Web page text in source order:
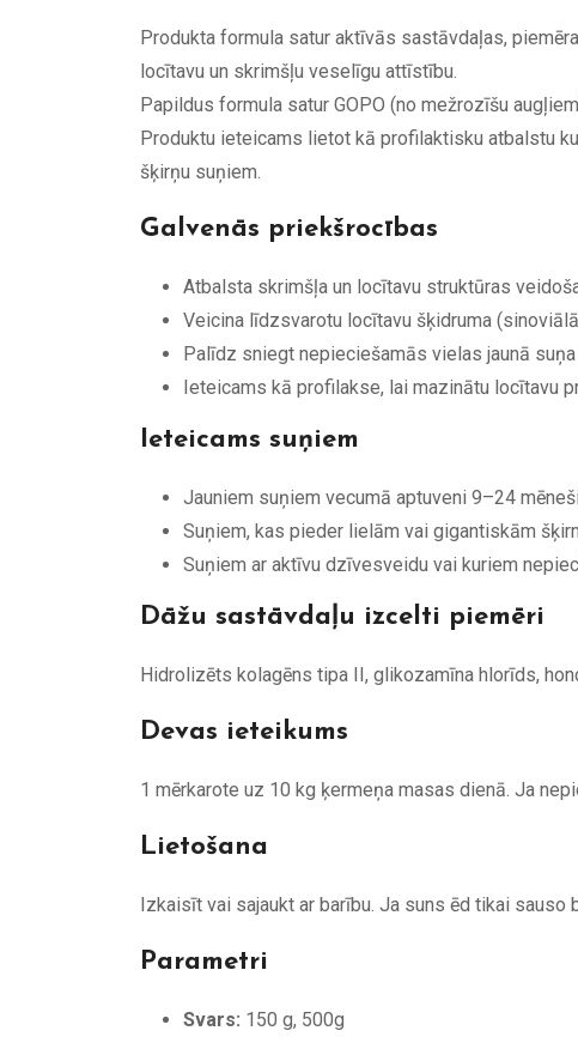
Produkta formula satur aktīvās sastāvdaļas,
locītavu un skrimšļu veselīgu attīstību.
Papildus formula satur GOPO (no mežrozīšu
Produktu ieteicams lietot kā profilaktisku atbalstu
šķirņu suņiem.
Galvenās priekšrocības
Atbalsta skrimšļa un locītavu struktūras
Veicina līdzsvarotu locītavu šķidruma
Palīdz sniegt nepieciešamās vielas jaunā
Ieteicams kā profilakse, lai mazinātu locītavu
Ieteicams suņiem
Jauniem suņiem vecumā aptuveni 9–24
Suņiem, kas pieder lielām vai gigantiskām
Suņiem ar aktīvu dzīvesveidu vai kuriem
Dāžu sastāvdaļu izcelti piemēri
Hidrolizēts kolagēns tipa II, glikozamīna hlorīds,
Devas ieteikums
1 mērkarote uz 10 kg ķermeņa masas dienā. Ja
Lietošana
Izkaisīt vai sajaukt ar barību. Ja suns ēd tikai
Parametri
Svars: 150 g, 500g